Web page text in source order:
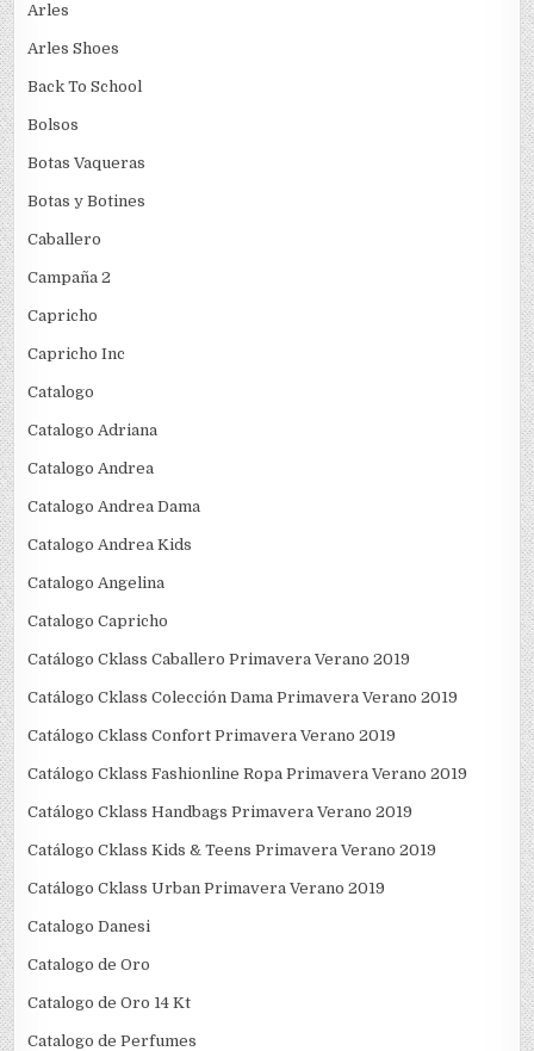
Arles
Arles Shoes
Back To School
Bolsos
Botas Vaqueras
Botas y Botines
Caballero
Campaña 2
Capricho
Capricho Inc
Catalogo
Catalogo Adriana
Catalogo Andrea
Catalogo Andrea Dama
Catalogo Andrea Kids
Catalogo Angelina
Catalogo Capricho
Catálogo Cklass Caballero Primavera Verano 2019
Catálogo Cklass Colección Dama Primavera Verano 2019
Catálogo Cklass Confort Primavera Verano 2019
Catálogo Cklass Fashionline Ropa Primavera Verano 2019
Catálogo Cklass Handbags Primavera Verano 2019
Catálogo Cklass Kids & Teens Primavera Verano 2019
Catálogo Cklass Urban Primavera Verano 2019
Catalogo Danesi
Catalogo de Oro
Catalogo de Oro 14 Kt
Catalogo de Perfumes